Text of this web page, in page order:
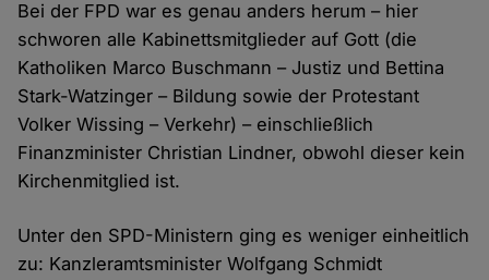
Bei der FPD war es genau anders herum – hier
schworen alle Kabinettsmitglieder auf Gott (die
Katholiken Marco Buschmann – Justiz und Bettina
Stark-Watzinger – Bildung sowie der Protestant
Volker Wissing – Verkehr) – einschließlich
Finanzminister Christian Lindner, obwohl dieser kein
Kirchenmitglied ist.
Unter den SPD-Ministern ging es weniger einheitlich
zu: Kanzleramtsminister Wolfgang Schmidt